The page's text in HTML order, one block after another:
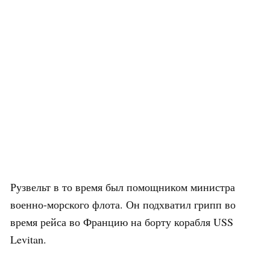
Рузвельт в то время был помощником министра
военно-морского флота. Он подхватил грипп во
время рейса во Францию на борту корабля USS
Levitan.